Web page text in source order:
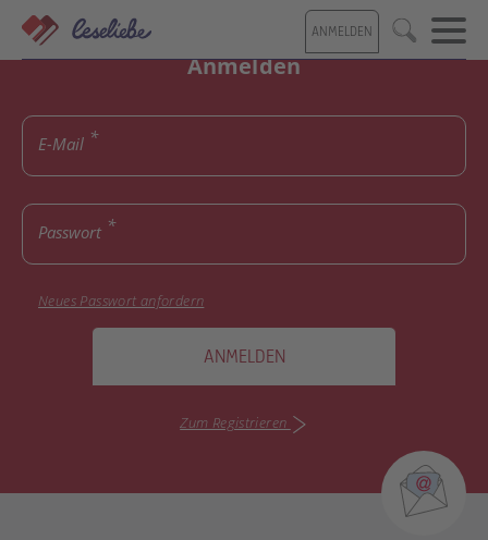
Direkt
zum
Inhalt
ANMELDEN Suche
Anmelden
E-Mail
Passwort
Neues Passwort anfordern
ANMELDEN
Zum Registrieren